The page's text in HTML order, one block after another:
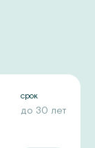
срок
до 30 лет